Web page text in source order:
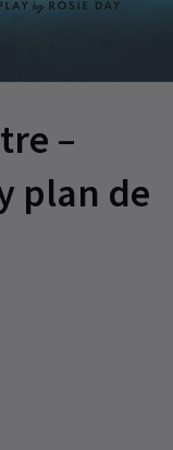
–
plan de